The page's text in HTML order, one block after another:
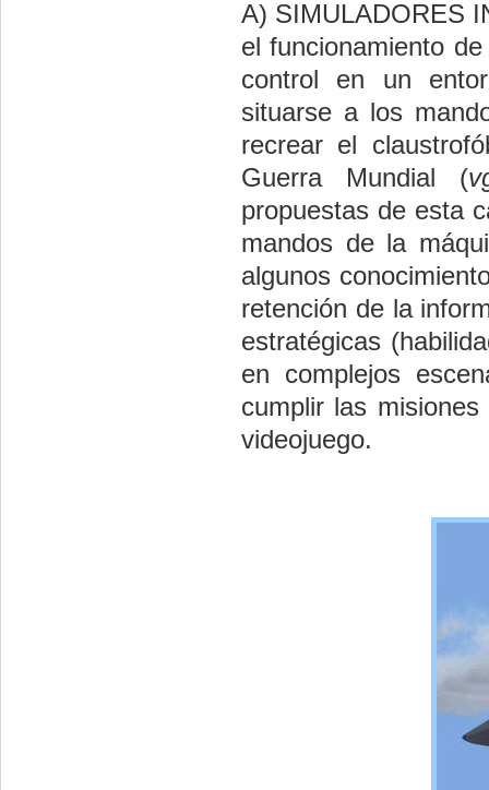
A) SIMULADORES
el funcionamiento
control en un
situarse a los
recrear el
Guerra Mundial (
propuestas de esta
mandos de la
algunos
retención de la
estratégicas
en complejos
cumplir las
videojuego.